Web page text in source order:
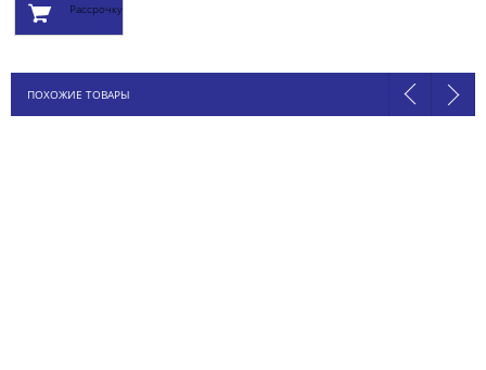
Рассрочку
корзину
ПОХОЖИЕ ТОВАРЫ